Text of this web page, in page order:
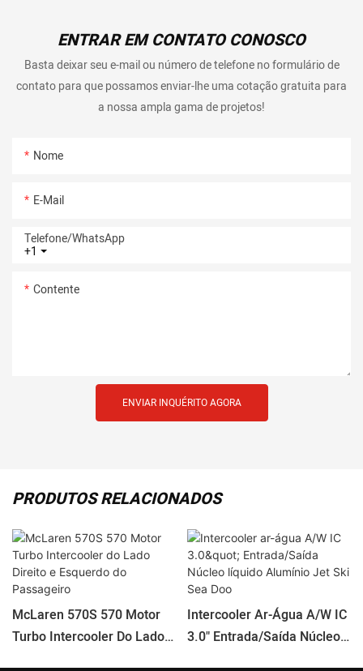
ENTRAR EM CONTATO CONOSCO
Basta deixar seu e-mail ou número de telefone no formulário de
contato para que possamos enviar-lhe uma cotação gratuita para
a nossa ampla gama de projetos!
Nome
E-Mail
+1
Telefone/whatsApp
Contente
ENVIAR INQUÉRITO AGORA
PRODUTOS RELACIONADOS
McLaren 570S 570 Motor
Turbo Intercooler Do Lado
Intercooler Ar-Água A/W IC
3.0" Entrada/Saída Núcleo